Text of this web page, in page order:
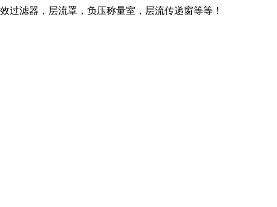
过滤器，层流罩，负压称量室，层流传递窗等等！